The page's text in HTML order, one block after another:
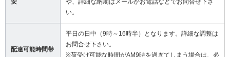
い。
配達可能時間帯
平日の日中（9時～16時半）となります。詳細な調整は
お問合せ下さい。
※荷受け可能な時間がAM9時を過ぎてしまう場合は、必